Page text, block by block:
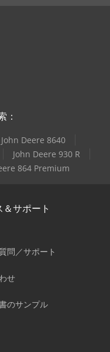
：
John Deere 8640
John Deere 930 R
864 Premium
サポート
問／サポート
せ
のサンプル